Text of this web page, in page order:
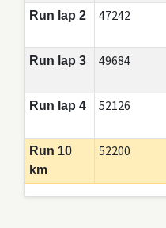
Run lap 2 47242
Run lap 3 49684
Run lap 4 52126
Run 10
km
52200